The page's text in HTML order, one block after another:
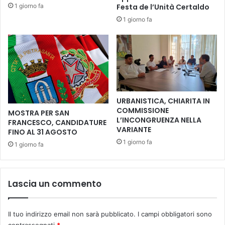
’
m
o
d
a
b
t
t
e
r
e
P
d
c
o
E
A
L
E
D
E
L
A
T
E
M
P
E
S
A
D
1 giorno fa
Festa de l’Unità Certaldo
1 giorno fa
MOSTRA PER SAN
FRANCESCO, CANDIDATURE
FINO AL 31 AGOSTO
1 giorno fa
URBANISTICA, CHIARITA IN
COMMISSIONE
L’INCONGRUENZA NELLA
VARIANTE
1 giorno fa
Lascia un commento
Il tuo indirizzo email non sarà pubblicato. I campi obbligatori sono